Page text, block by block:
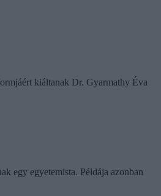
kiáltanak Dr. Gyarmathy Éva
egy egyetemista. Példája azonban